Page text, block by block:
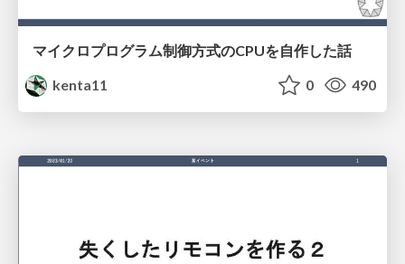
マイクロプログラム制御方式のCPUを自作した話
kenta11
0 490